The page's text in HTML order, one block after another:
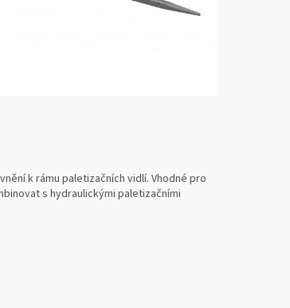
k rámu paletizačních vidlí. Vhodné pro
s hydraulickými paletizačními